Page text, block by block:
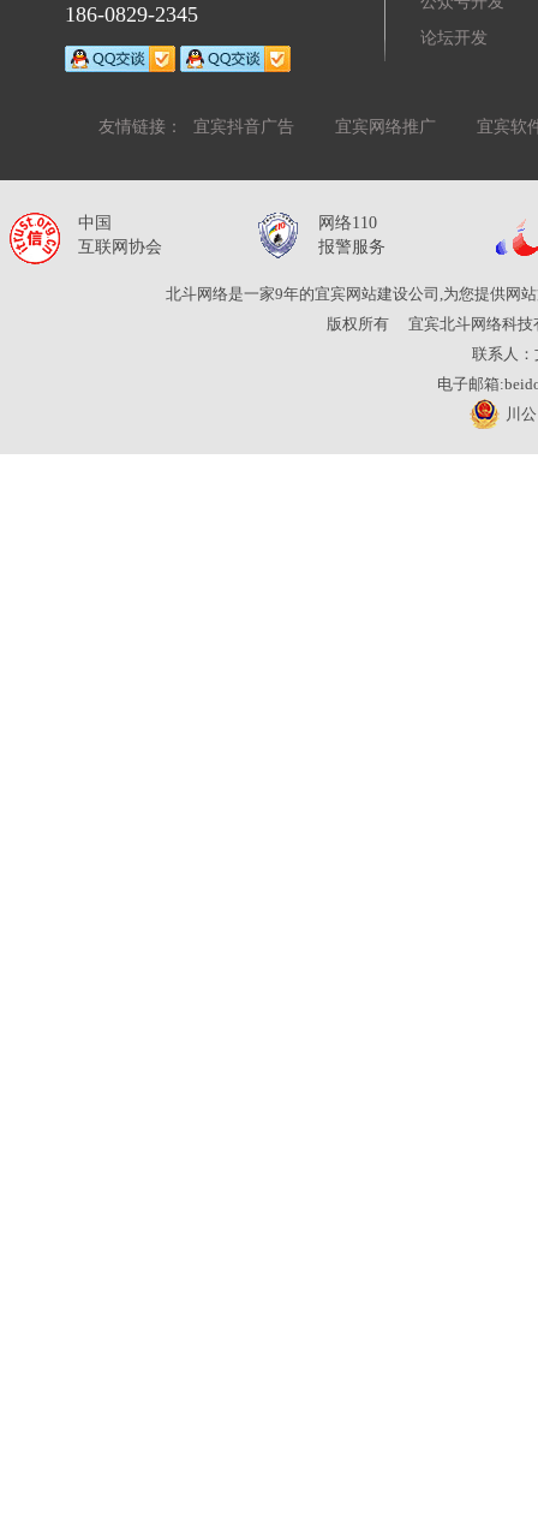
186-0829-2345
论坛开发
友情链接： 宜宾抖音广告 宜宾网络推广 宜宾软
中国
互联网协会
网络110
报警服务
北斗网络是一家9年的宜宾网站建设公司,为您提供网
版权所有
宜宾北斗网络科技
联系人：
电子邮箱
川